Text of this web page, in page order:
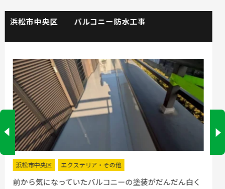
掛川市 流し台水栓取替工事
掛川市 水回りリフォーム
流し台の水栓が壊れたので直してほしいと弊社にお電話